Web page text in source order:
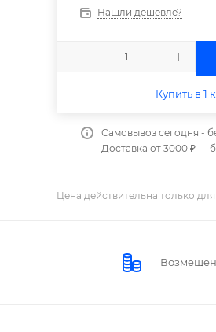
Нашли дешевле?
Купить в 1
Самовывоз сегодня -
Доставка от 3000 ₽ —
Цена действительна только